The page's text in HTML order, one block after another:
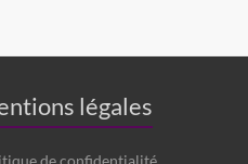
légales
de confidentialité